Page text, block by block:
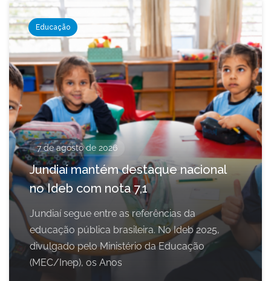
Educação
7 de agosto de 2026
Jundiaí mantém destaque nacional
no Ideb com nota 7,1
Jundiaí segue entre as referências da
educação pública brasileira. No Ideb 2025,
divulgado pelo Ministério da Educação
(MEC/Inep), os Anos